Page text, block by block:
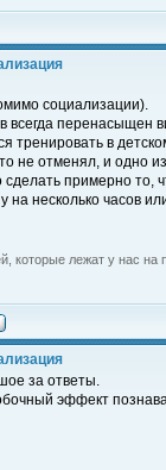
социализации).
всегда перенасыщен
тренировать в
не отменял, и одно
примерно то,
на несколько часов
которые лежат у нас на
за ответы.
эффект